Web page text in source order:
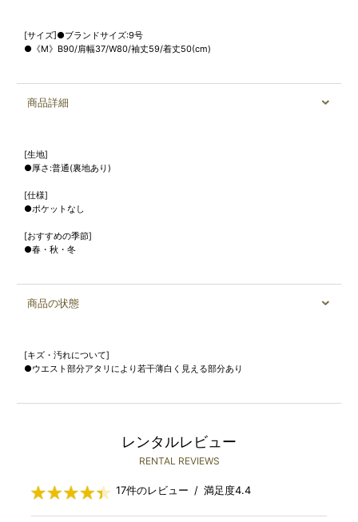
[サイズ]●ブランドサイズ:9号
●《M》B90/肩幅37/W80/袖丈59/着丈50(cm)
商品詳細
[生地]
●厚さ:普通(裏地あり)
[仕様]
●ポケットなし
[おすすめの季節]
●春・秋・冬
商品の状態
[キズ・汚れについて]
●ウエスト部分アタリにより若干薄白く見える部分あり
レンタルレビュー
RENTAL REVIEWS
17件のレビュー / 満足度4.4